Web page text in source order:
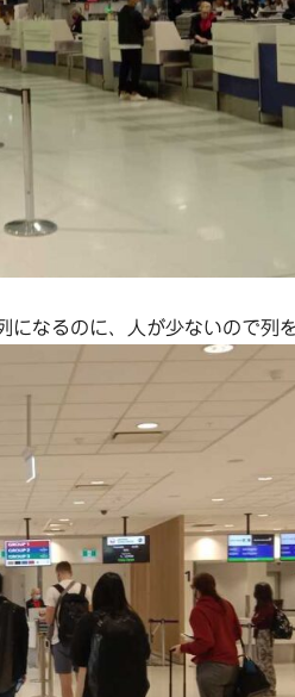
になるのに、人が少ないので列